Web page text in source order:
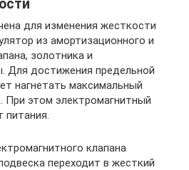
для изменения жесткости
из амортизационного и
золотника и
Для достижения предельной
нагнетать максимальный
При этом электромагнитный
клапана
переходит в жесткий